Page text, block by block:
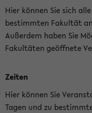
Hier können Sie sich
bestimmten Fakultät
Außerdem haben Sie
Fakultäten geöffnete
Zeiten
Hier können Sie
Tagen und zu